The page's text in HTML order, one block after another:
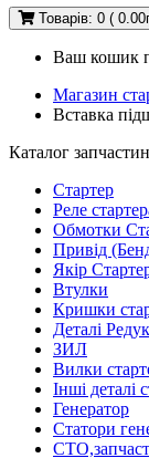
Товарів: 0 (
Ваш кошик
Магазин
Вставка
Каталог запчастин
Стартер
Реле
Обмотки
Привід
Якір
Втулки
Кришки
Деталі
ЗИЛ
Вилки
Інші деталі
Генератор
Cтатори